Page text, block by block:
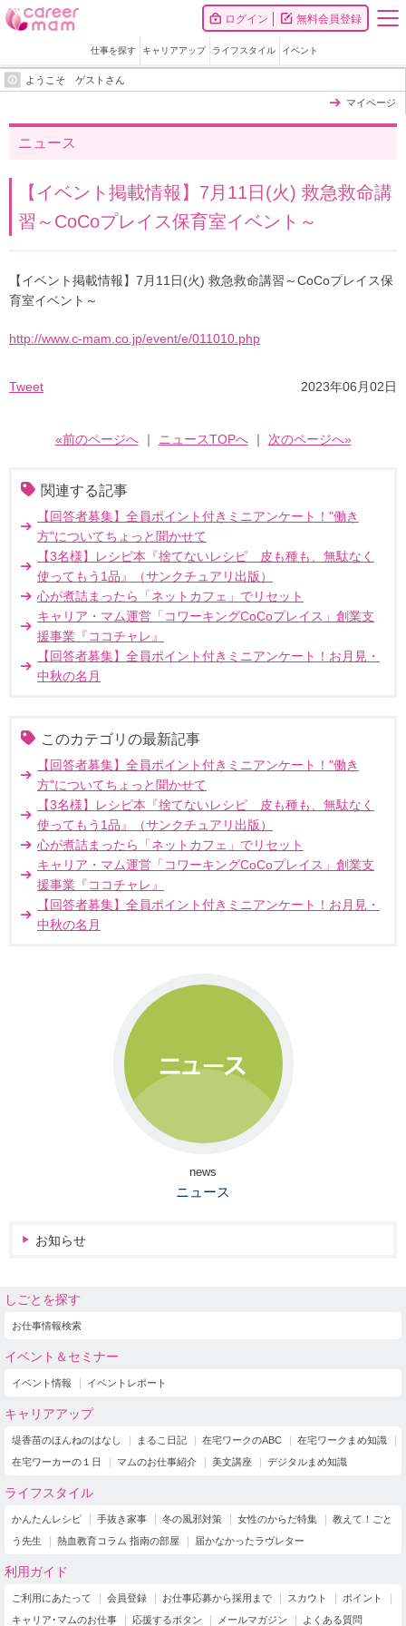
ログイン 無料会員登録
仕事を探す キャリアアップ ライフスタイル イベント
ようこそ ゲストさん
マイページ
ニュース
【イベント掲載情報】7月11日(火) 救急救命講
習～CoCoプレイス保育室イベント～
【イベント掲載情報】7月11日(火) 救急救命講習～CoCoプレイス保
育室イベント～
http://www.c-mam.co.jp/event/e/011010.php
Tweet 2023年06月02日
«前のページへ｜ ニュースTOPへ｜ 次のページへ»
関連する記事
【回答者募集】全員ポイント付きミニアンケート！"働き
方"についてちょっと聞かせて
【3名様】レシピ本『捨てないレシピ 皮も種も、無駄なく
使ってもう1品』（サンクチュアリ出版）
心が煮詰まったら「ネットカフェ」でリセット
キャリア・マム運営「コワーキングCoCoプレイス」創業支
援事業『ココチャレ』
【回答者募集】全員ポイント付きミニアンケート！お月見・
中秋の名月
このカテゴリの最新記事
【回答者募集】全員ポイント付きミニアンケート！"働き
方"についてちょっと聞かせて
【3名様】レシピ本『捨てないレシピ 皮も種も、無駄なく
使ってもう1品』（サンクチュアリ出版）
心が煮詰まったら「ネットカフェ」でリセット
キャリア・マム運営「コワーキングCoCoプレイス」創業支
援事業『ココチャレ』
【回答者募集】全員ポイント付きミニアンケート！お月見・
中秋の名月
news
ニュース
お知らせ
しごとを探す
お仕事情報検索
イベント＆セミナー
イベント情報 イベントレポート
キャリアアップ
堤香苗のほんねのはなし まるこ日記 在宅ワークのABC
在宅ワークまめ知識
在宅ワーカーの１日
マムのお仕事紹介 美文講座 デジタルまめ知識
ライフスタイル
かんたんレシピ 手抜き家事 冬の風邪対策 女性のからだ特集
教えて！ごと
う先生
熱血教育コラム 指南の部屋 届かなかったラヴレター
利用ガイド
ご利用にあたって 会員登録 お仕事応募から採用まで スカウト
ポイント
キャリア･マムのお仕事
応援するボタン メールマガジン よくある質問